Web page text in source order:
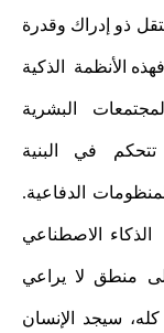
ذو إدراك وقدرة
الأنظمة الذكية
البشرية
تتحكم في البنية
الدفاعية.
الاصطناعي
منطق لا يراعي
كله، سيجد الإنسان